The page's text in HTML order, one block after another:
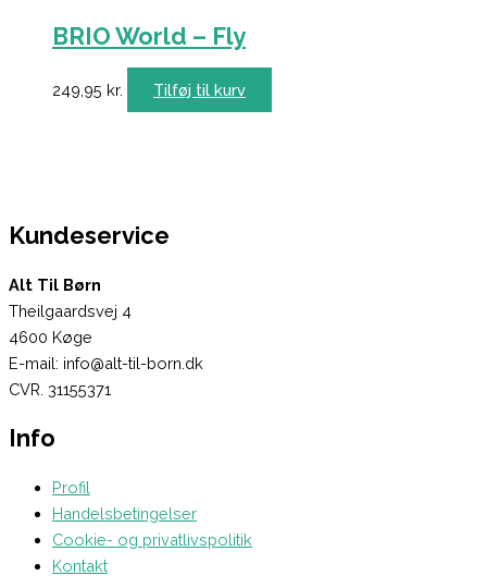
BRIO World – Fly
249,95 kr. Tilføj til kurv
Kundeservice
Alt Til Børn
Theilgaardsvej 4
4600 Køge
E-mail: info@alt-til-born.dk
CVR. 31155371
Info
Profil
Handelsbetingelser
Cookie- og privatlivspolitik
Kontakt